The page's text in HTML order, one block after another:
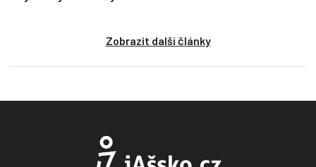
Zobrazit další články